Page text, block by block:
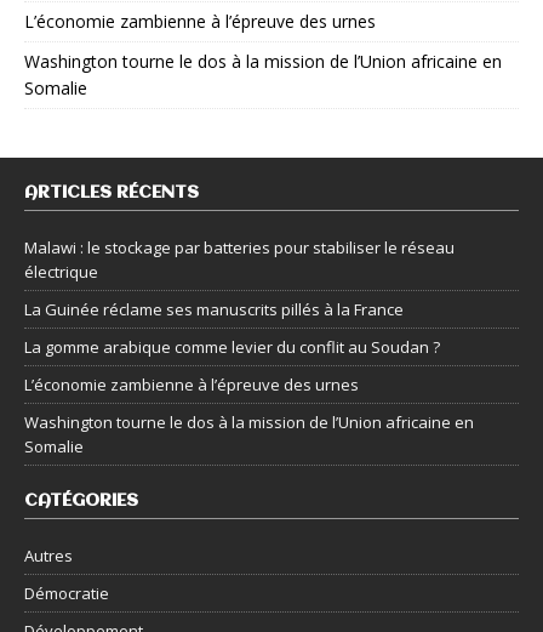
L’économie zambienne à l’épreuve des urnes
Washington tourne le dos à la mission de l’Union africaine en
Somalie
ARTICLES RÉCENTS
Malawi : le stockage par batteries pour stabiliser le réseau
électrique
La Guinée réclame ses manuscrits pillés à la France
La gomme arabique comme levier du conflit au Soudan ?
L’économie zambienne à l’épreuve des urnes
Washington tourne le dos à la mission de l’Union africaine en
Somalie
CATÉGORIES
Autres
Démocratie